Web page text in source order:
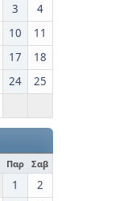
3
4
10
11
17
18
24
25
Παρ Σαβ
1
2